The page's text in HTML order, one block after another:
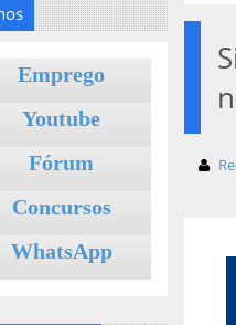
Emprego
Youtube
Fórum
Concursos
WhatsApp